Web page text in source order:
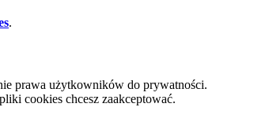
.
prawa użytkowników do prywatności.
cookies chcesz zaakceptować.